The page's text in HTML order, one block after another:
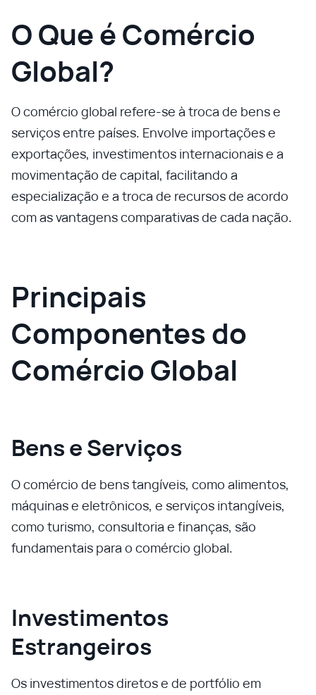
O Que é Comércio
Global?
O comércio global refere-se à troca de bens e
serviços entre países. Envolve importações e
exportações, investimentos internacionais e a
movimentação de capital, facilitando a
especialização e a troca de recursos de acordo
com as vantagens comparativas de cada nação.
Principais
Componentes do
Comércio Global
Bens e Serviços
O comércio de bens tangíveis, como alimentos,
máquinas e eletrônicos, e serviços intangíveis,
como turismo, consultoria e finanças, são
fundamentais para o comércio global.
Investimentos
Estrangeiros
Os investimentos diretos e de portfólio em